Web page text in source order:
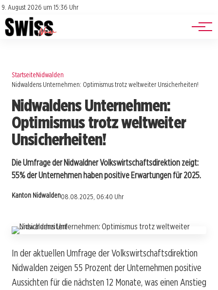
9. August 2026 um 15:36 Uhr
Impressum
Datenschutz
Jobs
Events
StartseiteNidwalden
Nidwaldens Unternehmen: Optimismus trotz weltweiter Unsicherheiten!
Nidwaldens Unternehmen:
Optimismus trotz weltweiter
Unsicherheiten!
Die Umfrage der Nidwaldner Volkswirtschaftsdirektion zeigt:
55% der Unternehmen haben positive Erwartungen für 2025.
Kanton Nidwalden08.08.2025, 06:40 Uhr
In der aktuellen Umfrage der Volkswirtschaftsdirektion
Nidwalden zeigen 55 Prozent der Unternehmen positive
Aussichten für die nächsten 12 Monate, was einen Anstieg